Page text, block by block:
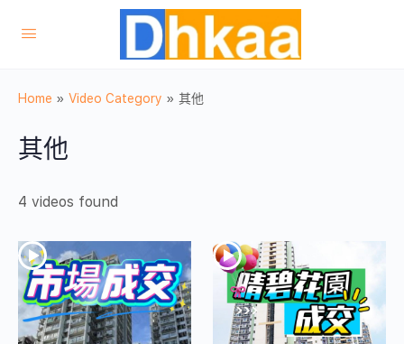
Home » Video Category » 其他
其他
4 videos found